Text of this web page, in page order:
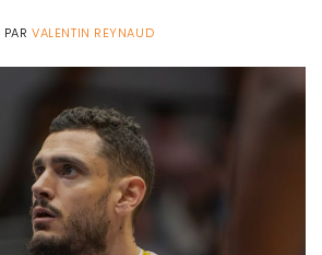
PARVALENTIN REYNAUD